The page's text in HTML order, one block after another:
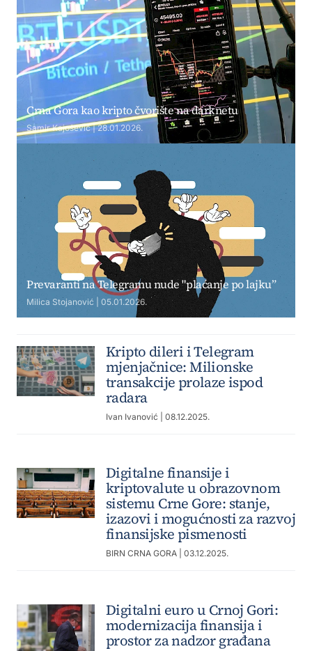
Crna Gora kao kripto čvorište na darknetu
Samir Kajošević | 28.01.2026.
Prevaranti na Telegramu nude "plaćanje po lajku”
Milica Stojanović | 05.01.2026.
Kripto dileri i Telegram
mjenjačnice: Milionske
transakcije prolaze ispod
radara
Ivan Ivanović | 08.12.2025.
Digitalne finansije i
kriptovalute u obrazovnom
sistemu Crne Gore: stanje,
izazovi i mogućnosti za razvoj
finansijske pismenosti
BIRN CRNA GORA | 03.12.2025.
Digitalni euro u Crnoj Gori:
modernizacija finansija i
prostor za nadzor građana